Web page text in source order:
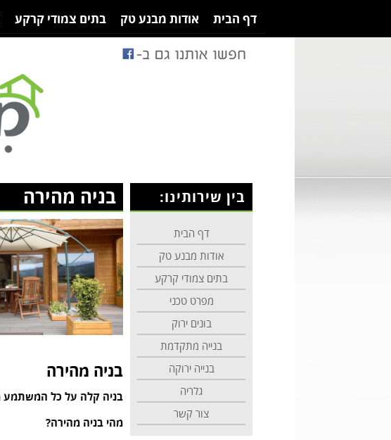
דף הבית אודות מבנע טק בתים צמודי קרקע
בניה מהירה
בניה מהירה
בניה קלה על כל המשתמע
מהי בניה מהירה?
בין שירותינו:
דף הבית
אודות מבנע טק
בתים צמודי קרקע
מפרט טכני
בונים ירוק
בנייה מתקדמת
בנייה ירוקה
גלריה
צור קשר